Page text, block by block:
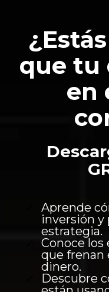
que tu
en
Aprende
inversión y
estrategia.
Conoce los
que frenan
dinero.
Descubre